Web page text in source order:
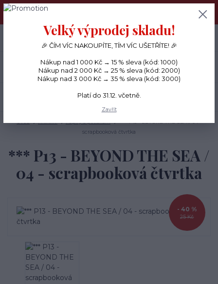
PŘÁNÍČKA a PAPÍROVÉ DÁRKY odesílám každý den, KREATIVNÍ
Menu
CZK
+420 734 380 930
(Po-Ne, 8-20 hod.)
scrapbooková čtvrtka
*** P13 - BEYOND THE SEA /
04 - scrapbooková čtvrtka
25 Kč
- 40 %
Velký výprodej skladu!
🎉 ČÍM VÍC NAKOUPÍTE, TÍM VÍC UŠETŘÍTE! 🎉
Nákup nad 1 000 Kč → 15 % sleva (kód: 1000)
Nákup nad 2 000 Kč → 25 % sleva (kód: 2000)
Nákup nad 3 000 Kč → 35 % sleva (kód: 3000)
Platí do 31.12. včetně.
Zavřít